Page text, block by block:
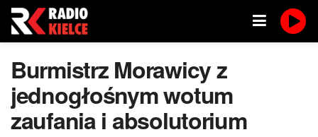
Burmistrz Morawicy z
jednogłośnym wotum
zaufania i absolutorium